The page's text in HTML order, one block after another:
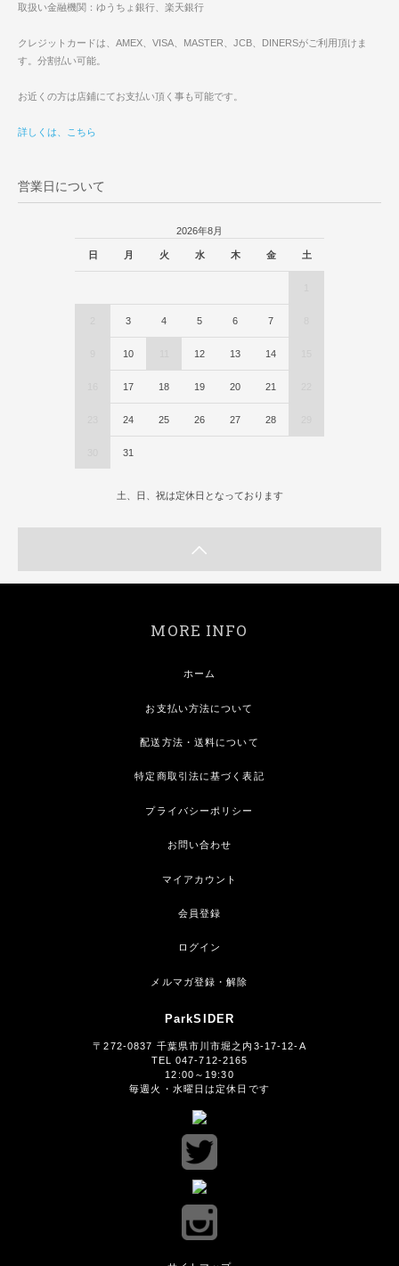
取扱い金融機関：ゆうちょ銀行、楽天銀行
クレジットカードは、AMEX、VISA、MASTER、JCB、DINERSがご利用頂けま
す。分割払い可能。
お近くの方は店鋪にてお支払い頂く事も可能です。
詳しくは、こちら
営業日について
2026年8月
日 月 火 水 木 金 土
3 4 5 6 7
10 12 13 14
17 18 19 20 21
24 25 26 27 28
31
土、日、祝は定休日となっております
MORE INFO
ホーム
お支払い方法について
配送方法・送料について
特定商取引法に基づく表記
プライバシーポリシー
お問い合わせ
マイアカウント
会員登録
ログイン
メルマガ登録・解除
ParkSIDER
〒272-0837 千葉県市川市堀之内3-17-12-A
TEL 047-712-2165
12:00～19:30
毎週火・水曜日は定休日です